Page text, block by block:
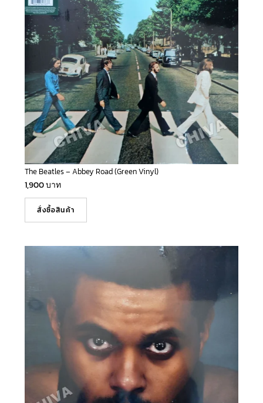
The Beatles – Abbey Road (Green Vinyl)
1,900บาท
สั่งซื้อสินค้า